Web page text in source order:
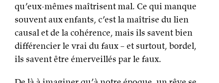
qu’eux-mêmes maîtrisent mal. Ce qui manque
souvent aux enfants, c’est la maîtrise du lien
causal et de la cohérence, mais ils savent bien
différencier le vrai du faux – et surtout, bordel,
ils savent être émerveillés par le faux.